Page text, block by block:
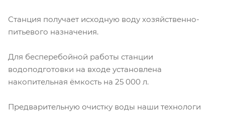
Станция получает исходную воду хозяйственно-
питьевого назначения.
Для бесперебойной работы станции
водоподготовки на входе установлена
накопительная ёмкость на 25 000 л.
Предварительную очистку воды наши технологи